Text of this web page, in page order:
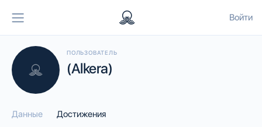
Войти
ПОЛЬЗОВАТЕЛЬ
(Alkera)
Данные Достижения